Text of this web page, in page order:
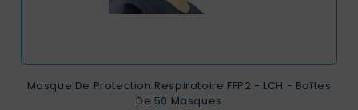
Masque De Protection Respiratoire FFP2 - LCH - Boîtes
De 50 Masques